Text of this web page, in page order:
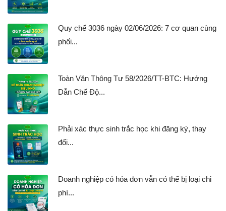
Quy chế 3036 ngày 02/06/2026: 7 cơ quan cùng
phối...
Toàn Văn Thông Tư 58/2026/TT-BTC: Hướng
Dẫn Chế Độ...
Phải xác thực sinh trắc học khi đăng ký, thay
đổi...
Doanh nghiệp có hóa đơn vẫn có thể bị loại chi
phí...